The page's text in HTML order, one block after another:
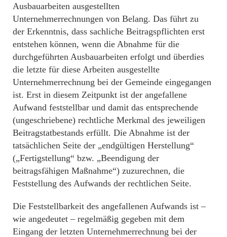
Ausbauarbeiten ausgestellten
Unternehmerrechnungen von Belang. Das führt zu
der Erkenntnis, dass sachliche Beitragspflichten erst
entstehen können, wenn die Abnahme für die
durchgeführten Ausbauarbeiten erfolgt und überdies
die letzte für diese Arbeiten ausgestellte
Unternehmerrechnung bei der Gemeinde eingegangen
ist. Erst in diesem Zeitpunkt ist der angefallene
Aufwand feststellbar und damit das entsprechende
(ungeschriebene) rechtliche Merkmal des jeweiligen
Beitragstatbestands erfüllt. Die Abnahme ist der
tatsächlichen Seite der „endgültigen Herstellung“
(„Fertigstellung“ bzw. „Beendigung der
beitragsfähigen Maßnahme“) zuzurechnen, die
Feststellung des Aufwands der rechtlichen Seite.
Die Feststellbarkeit des angefallenen Aufwands ist –
wie angedeutet – regelmäßig gegeben mit dem
Eingang der letzten Unternehmerrechnung bei der